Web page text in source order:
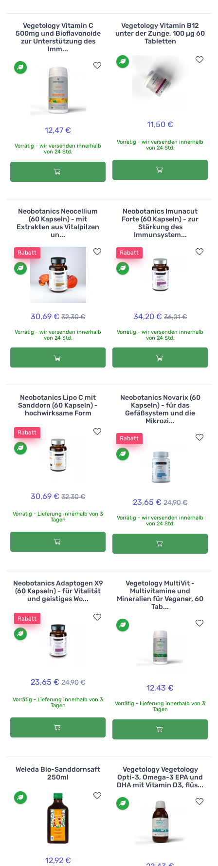
Vegetology Vitamin C
500mg und Bioflavonoide
zur Unterstützung des
Imm...
12,47 €
Vorrätig - wir versenden innerhalb
von 24 Std.
Vegetology Vitamin B12
unter der Zunge, 100 µg 60
Tabletten
11,50 €
Vorrätig - wir versenden innerhalb
von 24 Std.
Neobotanics Neocellium
(60 Kapseln) - mit
Extrakten aus Vitalpilzen
un...
Rabatt
30,69 € 32,30 €
Vorrätig - wir versenden innerhalb
von 24 Std.
Neobotanics Imunacut
Forte (60 Kapseln) - zur
Stärkung des
Immunsystem...
Rabatt
34,20 € 36,01 €
Vorrätig - wir versenden innerhalb
von 24 Std.
Neobotanics Lipo C mit
Sanddorn (60 Kapseln) -
hochwirksame Form
Rabatt
30,69 € 32,30 €
Vorrätig - Lieferung innerhalb von 3
Tagen
Neobotanics Novarix (60
Kapseln) - für das
Gefäßsystem und die
Mikrozi...
Rabatt
23,65 € 24,90 €
Vorrätig - wir versenden innerhalb
von 24 Std.
Neobotanics Adaptogen X9
(60 Kapseln) - für Vitalität
und geistiges Wo...
Rabatt
23,65 € 24,90 €
Vorrätig - Lieferung innerhalb von 3
Tagen
Vegetology MultiVit -
Multivitamine und
Mineralien für Veganer, 60
Tab...
12,43 €
Vorrätig - Lieferung innerhalb von 3
Tagen
Weleda Bio-Sanddornsaft
250ml
12,92 €
Vegetology Vegetology
Opti-3, Omega-3 EPA und
DHA mit Vitamin D3, flüs...